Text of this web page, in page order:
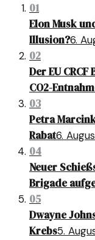
01
Elon Musk
Illusion?6.
02
Der EU
CO2-
03
Petra
Rabat6.
04
Neuer
Brigade
05
Dwayne
Krebs5.